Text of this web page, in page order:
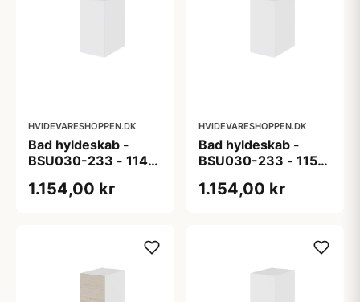
HVIDEVARESHOPPEN.DK
Bad hyldeskab -
BSU030-233 - 114
Hvid m/eg ABS-kant
1.154,00 kr
HVIDEVARESHOPPEN.DK
Bad hyldeskab -
BSU030-233 - 115
Hvid m/sort ABS-
1.154,00 kr